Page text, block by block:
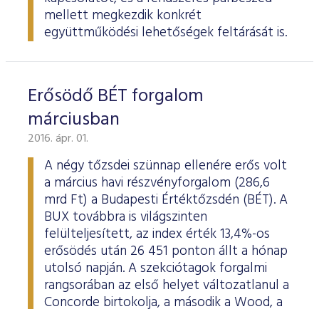
mellett megkezdik konkrét
együttműködési lehetőségek feltárását is.
Erősödő BÉT forgalom
márciusban
2016. ápr. 01.
A négy tőzsdei szünnap ellenére erős volt
a március havi részvényforgalom (286,6
mrd Ft) a Budapesti Értéktőzsdén (BÉT). A
BUX továbbra is világszinten
felülteljesített, az index érték 13,4%-os
erősödés után 26 451 ponton állt a hónap
utolsó napján. A szekciótagok forgalmi
rangsorában az első helyet változatlanul a
Concorde birtokolja, a második a Wood, a